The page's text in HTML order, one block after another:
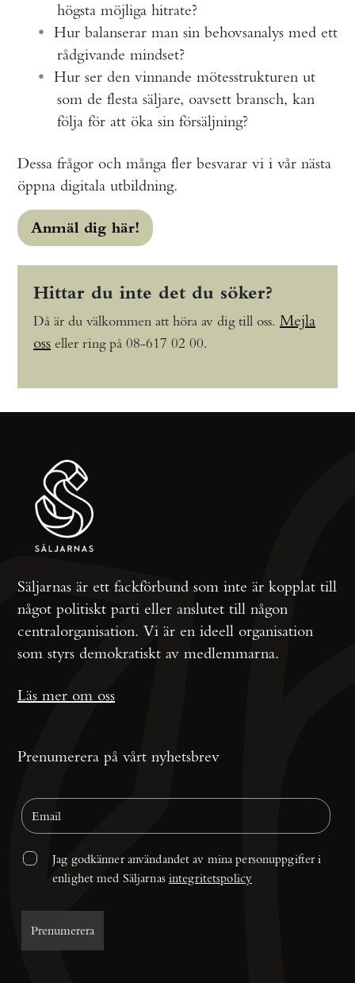
högsta möjliga hitrate?
Hur balanserar man sin behovsanalys med ett
rådgivande mindset?
Hur ser den vinnande mötesstrukturen ut
som de flesta säljare, oavsett bransch, kan
följa för att öka sin försäljning?
Dessa frågor och många fler besvarar vi i vår nästa
öppna digitala utbildning.
Anmäl dig här!
Hittar du inte det du söker?
Då är du välkommen att höra av dig till oss. Mejla
oss eller ring på 08-617 02 00.
Säljarnas är ett fackförbund som inte är kopplat till
något politiskt parti eller anslutet till någon
centralorganisation. Vi är en ideell organisation
som styrs demokratiskt av medlemmarna.
Läs mer om oss
Prenumerera på vårt nyhetsbrev
Jag godkänner användandet av mina personuppgifter i
enlighet med Säljarnas integritetspolicy